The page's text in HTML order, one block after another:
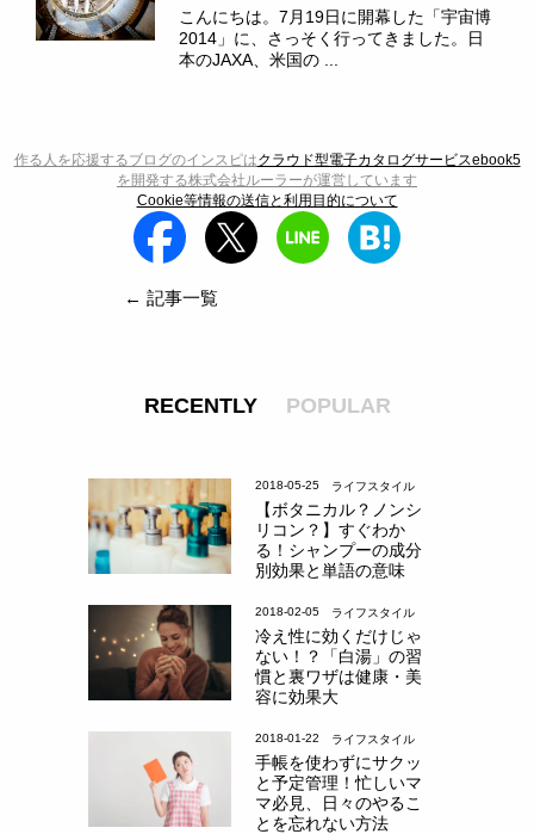
こんにちは。7月19日に開幕した「宇宙博
2014」に、さっそく行ってきました。日
本のJAXA、米国の ...
作る人を応援するブログのインスピはクラウド型電子カタログサービスebook5
を開発する株式会社ルーラーが運営しています
Cookie等情報の送信と利用目的について
← 記事一覧
RECENTLY POPULAR
2018-05-25 ライフスタイル
【ボタニカル？ノンシ
リコン？】すぐわか
る！シャンプーの成分
別効果と単語の意味
2018-02-05 ライフスタイル
冷え性に効くだけじゃ
ない！？「白湯」の習
慣と裏ワザは健康・美
容に効果大
2018-01-22 ライフスタイル
手帳を使わずにサクッ
と予定管理！忙しいマ
マ必見、日々のやるこ
とを忘れない方法